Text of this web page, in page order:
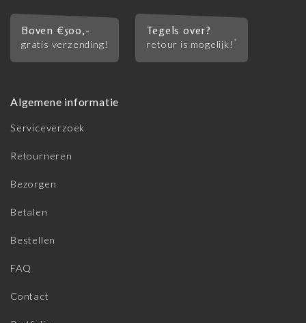
Boven €500,-
gratis verzending!
Tegels over?
retour is mogelijk! *
Algemene informatie
Serviceverzoek
Retourneren
Bezorgen
Betalen
Bestellen
FAQ
Contact